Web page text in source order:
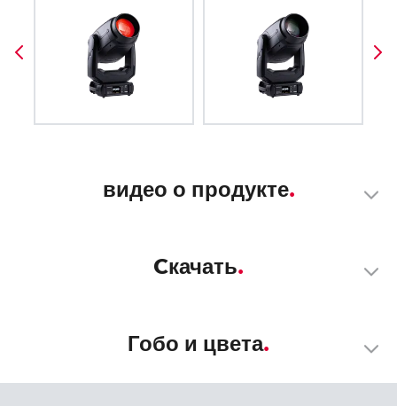
видео о продукте
Cкачать
Гобо и цвета